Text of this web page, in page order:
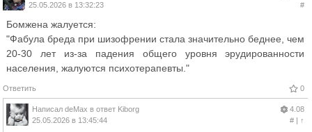
25.05.2026 в 13:32:23
#
Бомжена жалуется:
"Фабула бреда при шизофрении стала значительно беднее, чем
20-30 лет из-за падения общего уровня эрудированности
населения, жалуются психотерапевты."
Ответить 0
Написал deMax в ответ Kiborg
25.05.2026 в 13:45:44
4.08
#| ↑